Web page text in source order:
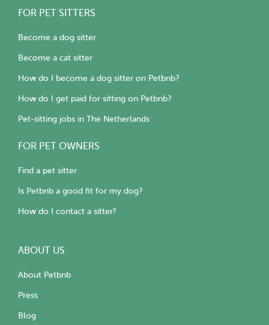
FOR PET SITTERS
Become a dog sitter
Become a cat sitter
How do I become a dog sitter on Petbnb?
How do I get paid for sitting on Petbnb?
Pet-sitting jobs in The Netherlands
FOR PET OWNERS
Find a pet sitter
Is Petbnb a good fit for my dog?
How do I contact a sitter?
ABOUT US
About Petbnb
Press
Blog